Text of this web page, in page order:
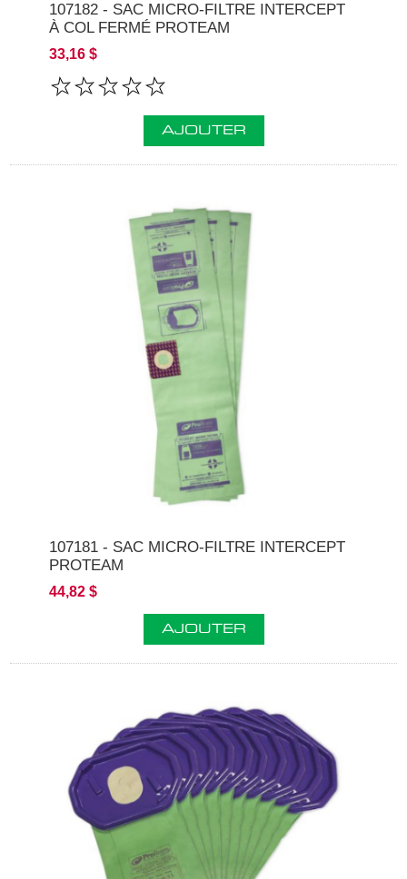
107182 - SAC MICRO-FILTRE INTERCEPT
À COL FERMÉ PROTEAM
33,16 $
AJOUTER
107181 - SAC MICRO-FILTRE INTERCEPT
PROTEAM
44,82 $
AJOUTER